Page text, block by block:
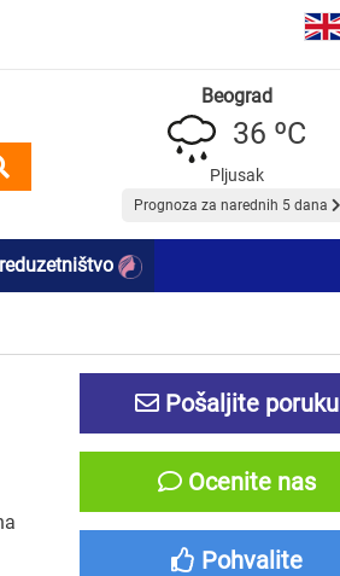
Beograd
36 ºC
Pljusak
Prognoza za narednih 5 dana
Pošaljite poruku
Ocenite nas
Pohvalite